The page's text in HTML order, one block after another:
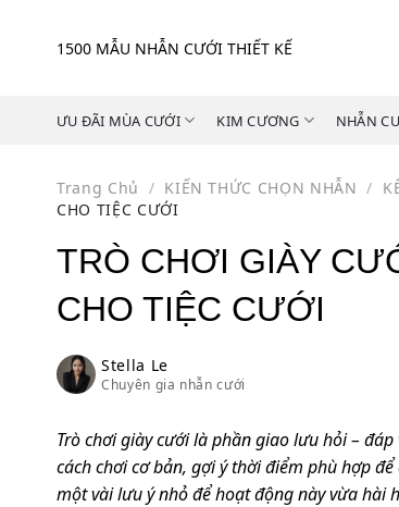
1500 MẪU NHẪN CƯỚI THIẾT KẾ
ƯU ĐÃI MÙA CƯỚI
KIM CƯƠNG NHẪN
Trang Chủ / KIẾN THỨC CHỌN NHẪN /
CHO TIỆC CƯỚI
TRÒ CHƠI GIÀY
CHO TIỆC CƯỚI
Stella Le
Chuyên gia nhẫn cưới
Trò chơi giày cưới là phần giao lưu hỏi –
cách chơi cơ bản, gợi ý thời điểm phù hợp
một vài lưu ý nhỏ để hoạt động này vừa hài